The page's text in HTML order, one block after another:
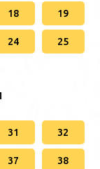
18 19
24 25
31 32
37 38